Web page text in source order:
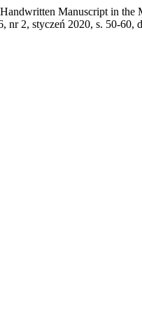
Manuscript in
nr 2, styczeń 2020, s. 50-60,